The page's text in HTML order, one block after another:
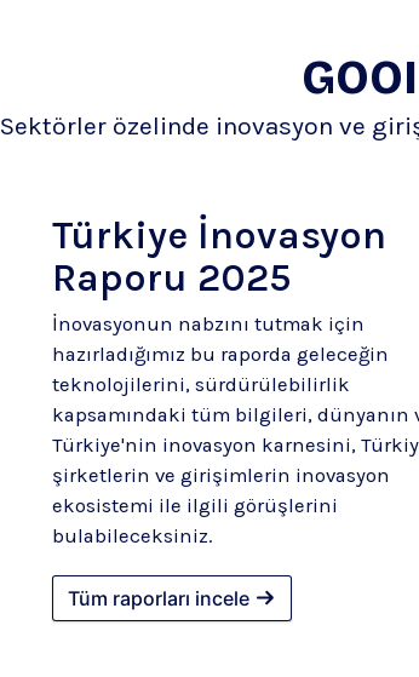
Sektörler özelinde inovasyon ve
Türkiye İnovasyon
Raporu 2025
İnovasyonun nabzını tutmak için
hazırladığımız bu raporda geleceğin
teknolojilerini, sürdürülebilirlik
kapsamındaki tüm bilgileri, dünyanın
Türkiye'nin inovasyon karnesini,
şirketlerin ve girişimlerin inovasyon
ekosistemi ile ilgili görüşlerini
bulabileceksiniz.
Tüm raporları incele